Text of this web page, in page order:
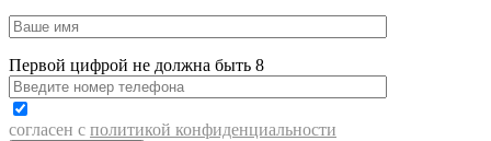
Первой цифрой не должна быть 8
согласен с политикой конфиденциальности